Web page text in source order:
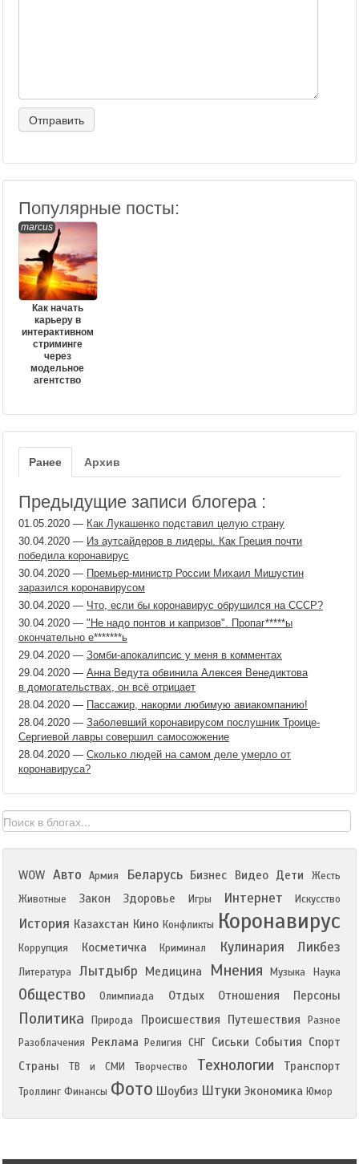
Популярные посты:
marcus
Как начать
карьеру в
интерактивном
стриминге
через
модельное
агентство
Ранее Архив
Предыдущие записи блогера :
01.05.2020 — Как Лукашенко подставил целую страну
30.04.2020 — Из аутсайдеров в лидеры. Как Греция почти
победила коронавирус
30.04.2020 — Премьер-министр России Михаил Мишустин
заразился коронавирусом
30.04.2020 — Что, если бы коронавирус обрушился на СССР?
30.04.2020 — "Не надо понтов и капризов". Пропаг​*****ы
окончательно е*******ь
29.04.2020 — Зомби-апокалипсис у меня в комментах
29.04.2020 — Анна Ведута обвинила Алексея Венедиктова
в домогательствах, он всё отрицает
28.04.2020 — Пассажир, накорми любимую авиакомпанию!
28.04.2020 — Заболевший коронавирусом послушник Троице-
Сергиевой лавры совершил самосожжение
28.04.2020 — Сколько людей на самом деле умерло от
коронавируса?
WOW Авто Армия Беларусь Бизнес Видео Дети
Жесть
Животные
Закон Здоровье Игры Интернет Искусство
История Казахстан Кино Конфликты Коронавирус
Коррупция Косметичка Криминал Кулинария Ликбез
Литература Лытдыбр Медицина Мнения Музыка Наука
Общество Олимпиада Отдых Отношения Персоны
Политика Природа Происшествия Путешествия
Разное
Разоблачения
Реклама Религия СНГ Сиськи События Спорт
Страны
ТВ и СМИ Творчество Технологии Транспорт
Троллинг Финансы Фото Шоубиз Штуки Экономика Юмор